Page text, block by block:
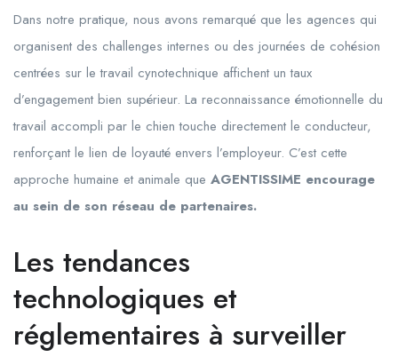
Dans notre pratique, nous avons remarqué que les agences qui
organisent des challenges internes ou des journées de cohésion
centrées sur le travail cynotechnique affichent un taux
d’engagement bien supérieur. La reconnaissance émotionnelle du
travail accompli par le chien touche directement le conducteur,
renforçant le lien de loyauté envers l’employeur. C’est cette
approche humaine et animale que AGENTISSIME encourage
au sein de son réseau de partenaires.
Les tendances
technologiques et
réglementaires à surveiller